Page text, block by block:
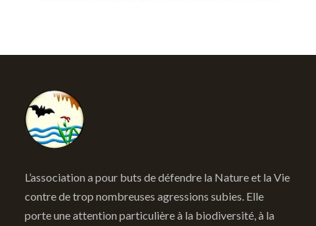
L’association a pour buts de défendre la Nature et la Vie
contre de trop nombreuses agressions subies. Elle
porte une attention particulière à la biodiversité, à la